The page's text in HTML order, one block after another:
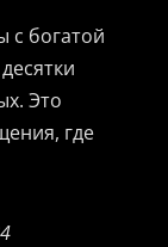
с богатой
Это
где